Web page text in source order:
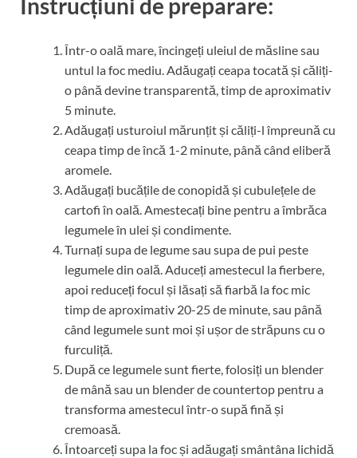
Instrucțiuni de preparare:
Într-o oală mare, încingeți uleiul de măsline sau
untul la foc mediu. Adăugați ceapa tocată și căliți-
o până devine transparentă, timp de aproximativ
5 minute.
Adăugați usturoiul mărunțit și căliți-l împreună cu
ceapa timp de încă 1-2 minute, până când eliberă
aromele.
Adăugați bucățile de conopidă și cubulețele de
cartofi în oală. Amestecați bine pentru a îmbrăca
legumele în ulei și condimente.
Turnați supa de legume sau supa de pui peste
legumele din oală. Aduceți amestecul la fierbere,
apoi reduceți focul și lăsați să fiarbă la foc mic
timp de aproximativ 20-25 de minute, sau până
când legumele sunt moi și ușor de străpuns cu o
furculiță.
După ce legumele sunt fierte, folosiți un blender
de mână sau un blender de countertop pentru a
transforma amestecul într-o supă fină și
cremoasă.
Întoarceți supa la foc și adăugați smântâna lichidă